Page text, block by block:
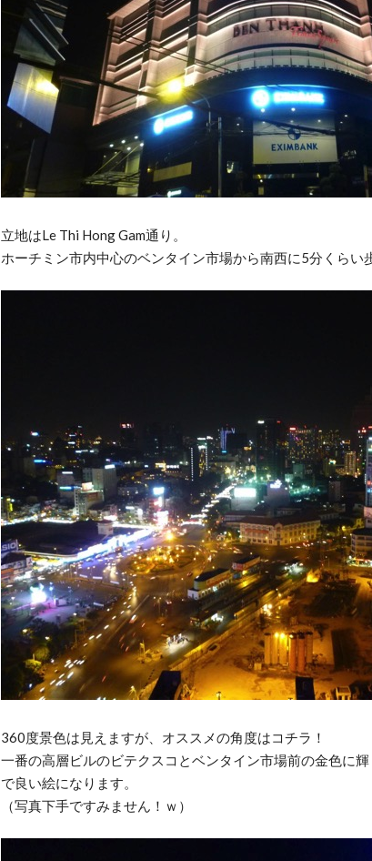
立地はLe Thi Hong Gam通り。
ホーチミン市内中心のベンタイン市場から南西に5分くらい
360度景色は見えますが、オススメの角度はコチラ！
一番の高層ビルのビテクスコとベンタイン市場前の金色に
で良い絵になります。
（写真下手ですみません！ｗ）